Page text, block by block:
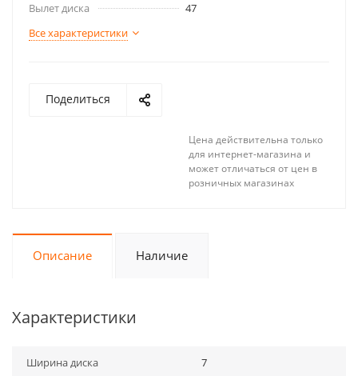
Вылет диска
47
Все характеристики
Поделиться
Цена действительна только
для интернет-магазина и
может отличаться от цен в
розничных магазинах
Описание Наличие
Характеристики
Ширина диска 7